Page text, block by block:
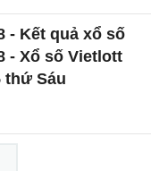
- Kết quả xổ số
- Xổ số Vietlott
thứ Sáu